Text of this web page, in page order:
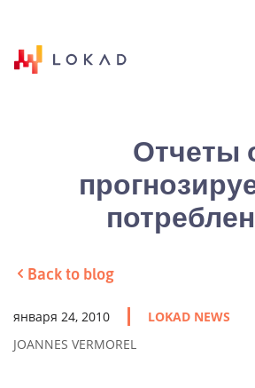
Отчеты
Back to blog
января 24, 2010
LOKAD NEWS
JOANNES VERMOREL